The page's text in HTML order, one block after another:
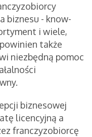
biznesu - know-
i wiele,
także
niezbędną pomoc
biznesowej
licencyjną a
franczyzobiorcę